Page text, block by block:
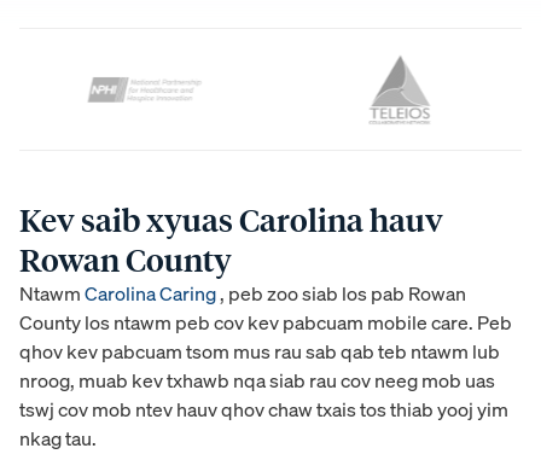
Kev saib xyuas Carolina hauv
Rowan County
NtawmCarolina Caring, peb zoo siab los pab Rowan
County los ntawm peb cov kev pabcuam mobile care. Peb
qhov kev pabcuam tsom mus rausab qab teb ntawm lub
nroog, muab kev txhawb nqa siab rau cov neeg mob uas
tswj cov mob ntev hauv qhov chaw txais tos thiab yooj yim
nkag tau.